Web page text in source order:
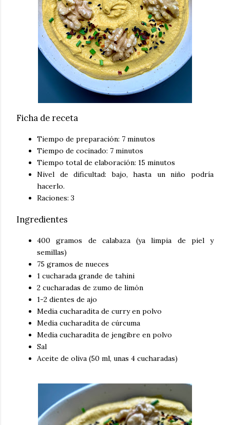
Ficha de receta
Tiempo de preparación: 7 minutos
Tiempo de cocinado: 7 minutos
Tiempo total de elaboración: 15 minutos
Nivel de dificultad: bajo, hasta un niño podría
hacerlo.
Raciones: 3
Ingredientes
400 gramos de calabaza (ya limpia de piel y
semillas)
75 gramos de nueces
1 cucharada grande de tahini
2 cucharadas de zumo de limón
1-2 dientes de ajo
Media cucharadita de curry en polvo
Media cucharadita de cúrcuma
Media cucharadita de jengibre en polvo
Sal
Aceite de oliva (50 ml, unas 4 cucharadas)